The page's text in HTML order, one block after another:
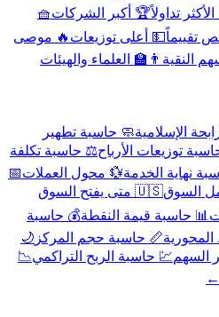
تداولاً🏆 أكبر الشركات🧺
تقييماً💵 أعلى توزيعات🔥 موصى
النقية👨‍🏫 العلماء والهيئات
الإسلامية🧼 حاسبة تطهير
توزيعات الأرباح⚖️ حاسبة تكلفة
نهاية الخدمة💱 محول العملات📅
السوق
🇺🇸 متى يفتح السوق
📊 حاسبة قيمة النقطة💰 حاسبة
📏 حاسبة حجم المركز 🌙
💹 حاسبة الربح التراكمي 📉
←